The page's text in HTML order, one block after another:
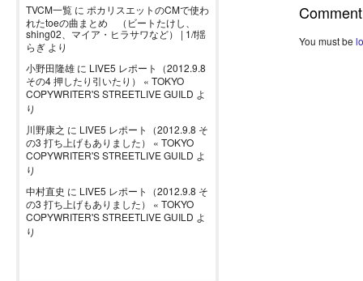
TVCM一覧 に ポカリスエットのCMで使わ
れたtoeの曲まとめ （ビートたけし、
shing02、マイア・ヒラサワなど） | 1/f揺
らぎ より
小野田隆雄 に LIVE5 レポート（2012.9.8
その4 押したり引いたり） « TOKYO
COPYWRITER'S STREETLIVE GUILD よ
り
川野康之 に LIVE5 レポート（2012.9.8 そ
の3 打ち上げもありました） « TOKYO
COPYWRITER'S STREETLIVE GUILD よ
り
中村直史 に LIVE5 レポート（2012.9.8 そ
の3 打ち上げもありました） « TOKYO
COPYWRITER'S STREETLIVE GUILD よ
り
Comment
You must be